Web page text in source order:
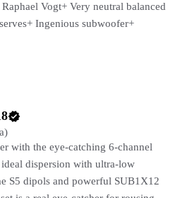
Vogt+ Very neutral balanced
Ingenious subwoofer+
with the eye-catching 6-channel
dispersion with ultra-low
S5 dipols and powerful SUB1X12